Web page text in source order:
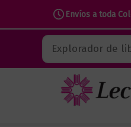
Envíos a toda
contenido
Buscar